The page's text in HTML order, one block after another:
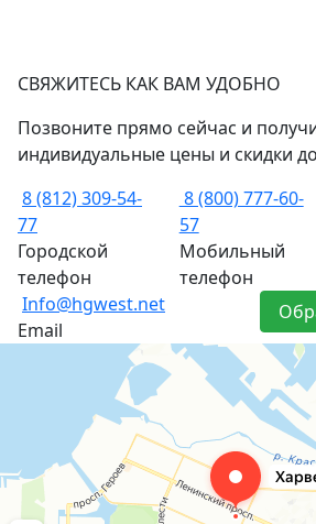
СВЯЖИТЕСЬ КАК ВАМ УДОБНО
Позвоните прямо сейчас и
индивидуальные цены и скидки
8 (812) 309-54-
77
Городской
телефон
8 (800) 777-60-
57
Мобильный
телефон
Info@hgwest.net
Email